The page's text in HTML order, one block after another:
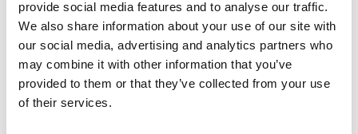
provide social media features and to analyse our traffic.
We also share information about your use of our site with
our social media, advertising and analytics partners who
may combine it with other information that you’ve
provided to them or that they’ve collected from your use
of their services.
Kurti personažą